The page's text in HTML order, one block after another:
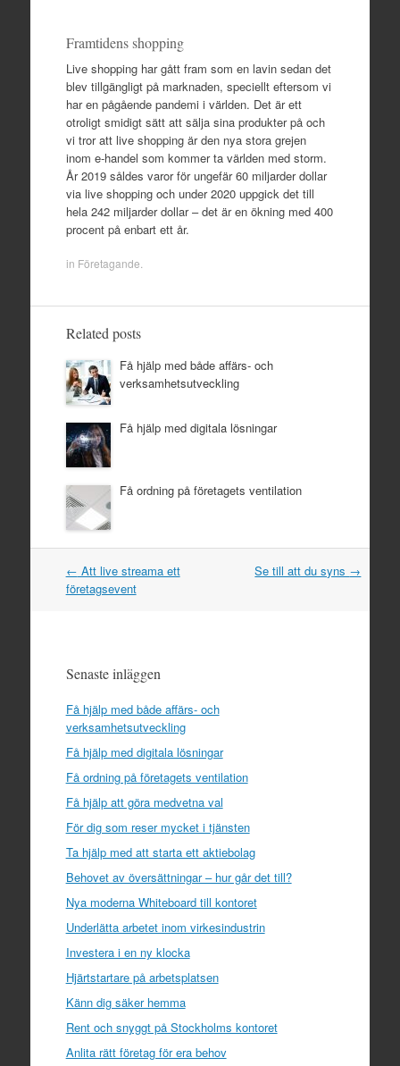
Framtidens shopping
Live shopping har gått fram som en lavin sedan det
blev tillgängligt på marknaden, speciellt eftersom vi
har en pågående pandemi i världen. Det är ett
otroligt smidigt sätt att sälja sina produkter på och
vi tror att live shopping är den nya stora grejen
inom e-handel som kommer ta världen med storm.
År 2019 såldes varor för ungefär 60 miljarder dollar
via live shopping och under 2020 uppgick det till
hela 242 miljarder dollar – det är en ökning med 400
procent på enbart ett år.
in Företagande
Related posts
Få hjälp med både affärs- och
verksamhetsutveckling
Få hjälp med digitala lösningar
Få ordning på företagets ventilation
Post
navigation
← Att live streama ett
företagsevent
Se till att du syns →
Senaste inläggen
Få hjälp med både affärs- och
verksamhetsutveckling
Få hjälp med digitala lösningar
Få ordning på företagets ventilation
Få hjälp att göra medvetna val
För dig som reser mycket i tjänsten
Ta hjälp med att starta ett aktiebolag
Behovet av översättningar – hur går det till?
Nya moderna Whiteboard till kontoret
Underlätta arbetet inom virkesindustrin
Investera i en ny klocka
Hjärtstartare på arbetsplatsen
Känn dig säker hemma
Rent och snyggt på Stockholms kontoret
Anlita rätt företag för era behov